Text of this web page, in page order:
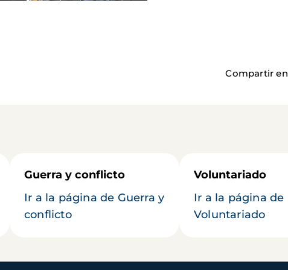
Compartir en
Guerra y conflicto
Ir a la página de Guerra y
conflicto
Voluntariado
Ir a la página de
Voluntariado